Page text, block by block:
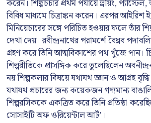
করেন। শিল্পচর্চার প্রথম পর্যায়ে ড্রয়িং,
বিবিধ মাধ্যমে চিত্রাঙ্কন করেন। এরপর
মিনিয়েচারের সঙ্গে পরিচিত হওয়ার ফলে তাঁর
দেখা দেয়। রবীন্দ্রনাথের পরামর্শে বৈঘ্নব
গ্রহণ করে তিনি আত্মবিকাশের পথ খুঁজে পান।
শিল্পরীতিকে প্রাসঙ্গিক করে তুলেছিলেন
নয় শিল্পকলার বিষয়ে যথাযথ জ্ঞান ও আগ্রহ
যথাযথ প্রচারের জন্য কয়েকজন গণ্যমান্য
শিল্পরসিককে একত্রিত করে তিনি প্রতিষ্ঠা
সোসাইটি অফ ওরিয়েন্টাল আর্ট’।